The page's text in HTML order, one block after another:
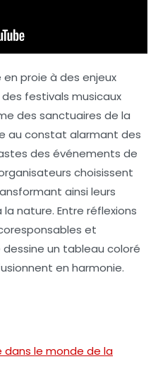
proie à des enjeux
festivals musicaux
des sanctuaires de la
au constat alarmant des
des événements de
choisissent
ainsi leurs
nature. Entre réflexions
et
dessine un tableau coloré
en harmonie.
dans le monde de la